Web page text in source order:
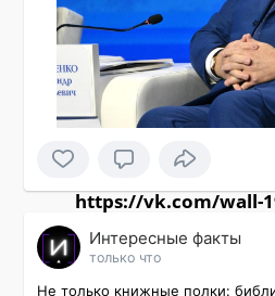
https://vk.com/wall-
Интересные факты
только что
Не только книжные полки: